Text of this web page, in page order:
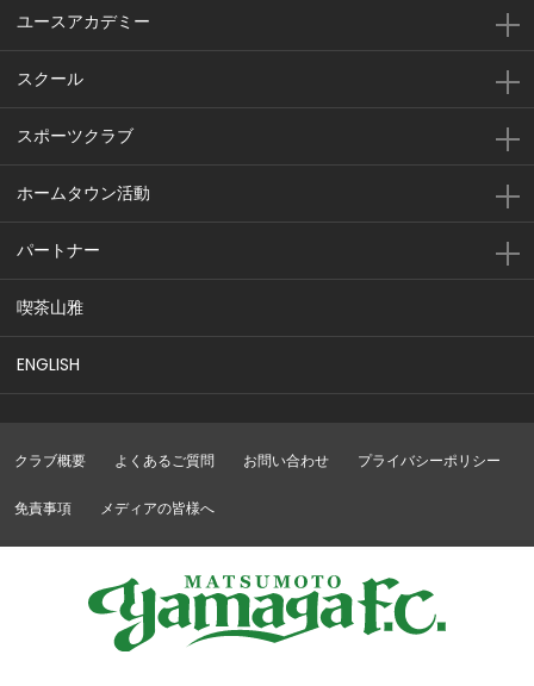
ユースアカデミー
スクール
スポーツクラブ
ホームタウン活動
パートナー
喫茶山雅
ENGLISH
クラブ概要 よくあるご質問 お問い合わせ プライバシーポリシー
免責事項 メディアの皆様へ